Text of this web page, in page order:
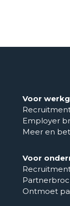
Voor
Employer
Meer en
Voor
Ontmoet